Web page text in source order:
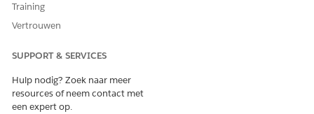
Training
Vertrouwen
SUPPORT & SERVICES
Hulp nodig? Zoek naar meer
resources of neem contact met
een expert op.